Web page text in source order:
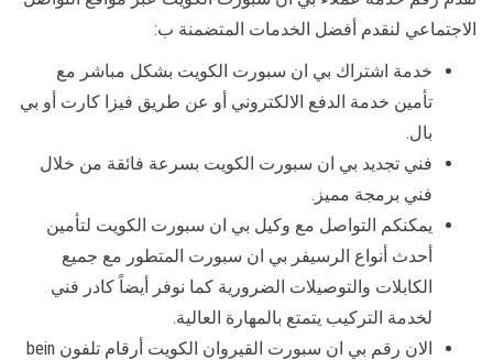
الاجتماعي لنقدم أفضل الخدمات المتضمنة ب:
خدمة اشتراك بي ان سبورت الكويت بشكل مباشر مع
تأمين خدمة الدفع الالكتروني أو عن طريق فيزا كارت أو بي
بال.
فني تجديد بي ان سبورت الكويت بسرعة فائقة من خلال
فني برمجة مميز.
يمكنكم التواصل مع وكيل بي ان سبورت الكويت لتأمين
أحدث أنواع الرسيفر بي ان سبورت المتطور مع جميع
الكابلات والتوصيلات الضرورية كما نوفر أيضاً كادر فني
لخدمة التركيب يتمتع بالمهارة العالية.
الان رقم بي ان سبورت القيروان الكويت أرقام تلفون bein